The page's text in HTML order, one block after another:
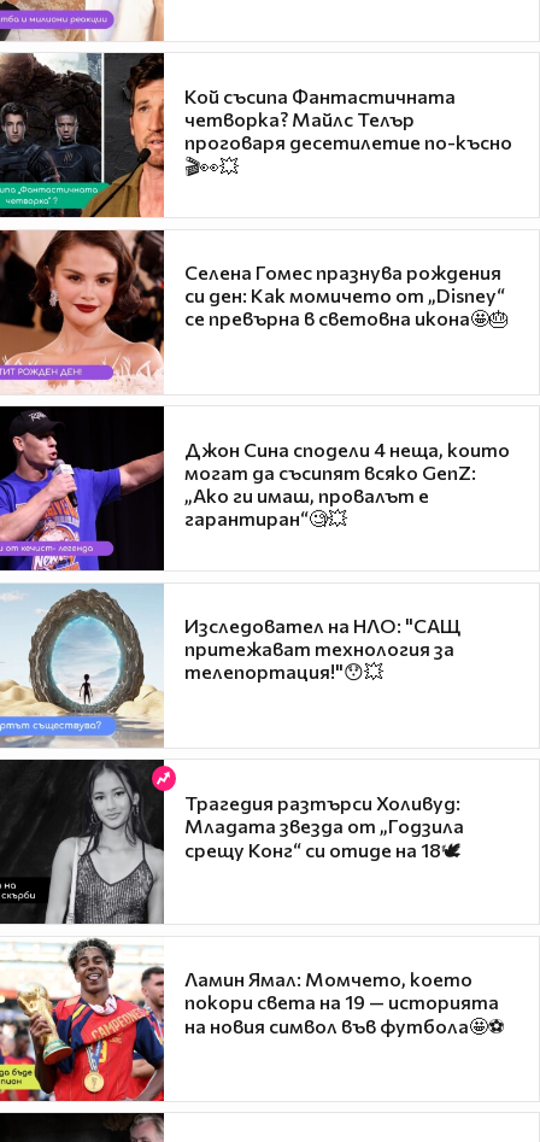
Кой съсипа Фантастичната
четворка? Майлс Телър
проговаря десетилетие по-късно
🎬👀💥
Селена Гомес празнува рождения
си ден: Как момичето от „Disney“
се превърна в световна икона🤩🎂
Джон Сина сподели 4 неща, които
могат да съсипят всяко GenZ:
„Ако ги имаш, провалът е
гарантиран“🧐💥
Изследовател на НЛО: "САЩ
притежават технология за
телепортация!"😯💥
Трагедия разтърси Холивуд:
Младата звезда от „Годзила
срещу Конг“ си отиде на 18🕊️
Ламин Ямал: Момчето, което
покори света на 19 — историята
на новия символ във футбола🤩⚽